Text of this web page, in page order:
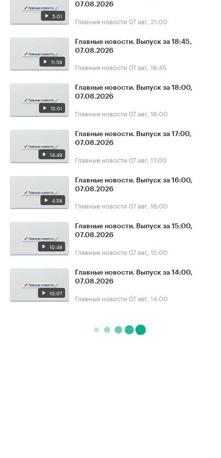
5:01
07.08.2026
Главные новости 07 авг, 21:00
11:58
Главные новости. Выпуск за 18:45,
07.08.2026
Главные новости 07 авг, 18:45
15:01
Главные новости. Выпуск за 18:00,
07.08.2026
Главные новости 07 авг, 18:00
14:49
Главные новости. Выпуск за 17:00,
07.08.2026
Главные новости 07 авг, 17:00
4:58
Главные новости. Выпуск за 16:00,
07.08.2026
Главные новости 07 авг, 16:00
10:48
Главные новости. Выпуск за 15:00,
07.08.2026
Главные новости 07 авг, 15:00
10:07
Главные новости. Выпуск за 14:00,
07.08.2026
Главные новости 07 авг, 14:00